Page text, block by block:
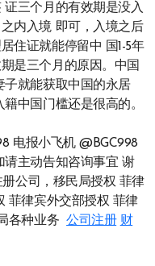
三个月的有效期是没入
内入境 即可，入境之后
住证就能停留中 国1-5年
是三个月的原因。中国
子就能获取中国的永居
中国门槛还是很高的。
电报小飞机 @BGC998
请主动告知咨询事宜 谢
公司，移民局授权 菲律
菲律宾外交部授权 菲律
各种业务公司注册 财